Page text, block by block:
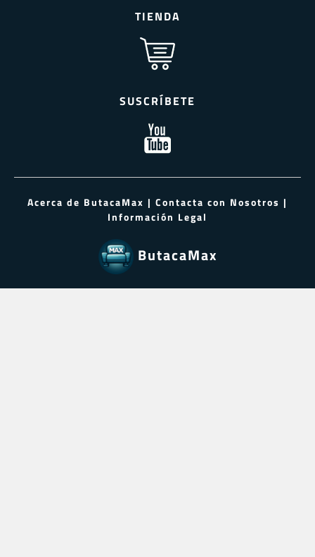
TIENDA
SUSCRÍBETE
Acerca de ButacaMax | Contacta con Nosotros |
Información Legal
ButacaMax